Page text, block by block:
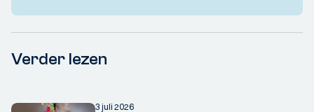
Verder lezen
3 juli 2026